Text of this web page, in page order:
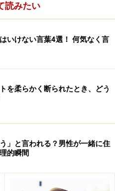
読みたい
いけない言葉4選！ 何気なく言
を柔らかく断られたとき、どう
う」と言われる？男性が一緒に住
的瞬間